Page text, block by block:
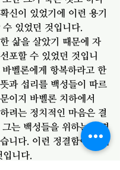
신이 있었기에 이런 용기
있었던 것입니다.
삶을 살았기 때문에 자
포할 수 있었던 것입니
벨론에게 항복하라고 한
과 섭리를 백성들이 따르
이지 바벨론 치하에서
려는 정치적인 마음은 결
는 백성들을 위하는 정결
니다. 이런 정결함이 그에
니다.